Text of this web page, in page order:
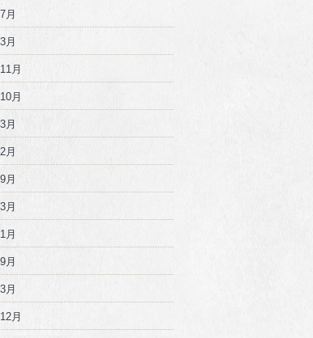
月
月
月
月
月
月
月
月
月
月
月
月